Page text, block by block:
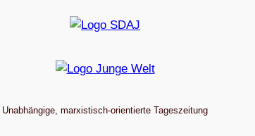
Unabhängige, marxistisch-orientierte Tageszeitung